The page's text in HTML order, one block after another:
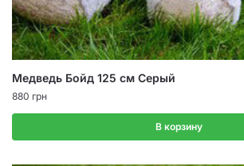
Медведь Бойд 125 см Серый
880 грн
В корзину